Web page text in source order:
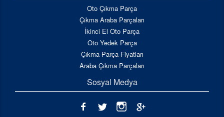
Oto Çıkma Parça
Çıkma Araba Parçaları
İkinci El Oto Parça
Oto Yedek Parça
Çıkma Parça Fiyatları
Araba Çıkma Parçaları
Sosyal Medya